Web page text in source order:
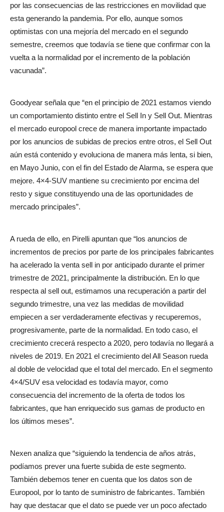
por las consecuencias de las restricciones en movilidad que
esta generando la pandemia. Por ello, aunque somos
optimistas con una mejoría del mercado en el segundo
semestre, creemos que todavía se tiene que confirmar con la
vuelta a la normalidad por el incremento de la población
vacunada”.
Goodyear señala que “en el principio de 2021 estamos viendo
un comportamiento distinto entre el Sell In y Sell Out. Mientras
el mercado europool crece de manera importante impactado
por los anuncios de subidas de precios entre otros, el Sell Out
aún está contenido y evoluciona de manera más lenta, si bien,
en Mayo Junio, con el fin del Estado de Alarma, se espera que
mejore. 4×4-SUV mantiene su crecimiento por encima del
resto y sigue constituyendo una de las oportunidades de
mercado principales”.
A rueda de ello, en Pirelli apuntan que “los anuncios de
incrementos de precios por parte de los principales fabricantes
ha acelerado la venta sell in por anticipado durante el primer
trimestre de 2021, principalmente la distribución. En lo que
respecta al sell out, estimamos una recuperación a partir del
segundo trimestre, una vez las medidas de movilidad
empiecen a ser verdaderamente efectivas y recuperemos,
progresivamente, parte de la normalidad. En todo caso, el
crecimiento crecerá respecto a 2020, pero todavía no llegará a
niveles de 2019. En 2021 el crecimiento del All Season rueda
al doble de velocidad que el total del mercado. En el segmento
4×4/SUV esa velocidad es todavía mayor, como
consecuencia del incremento de la oferta de todos los
fabricantes, que han enriquecido sus gamas de producto en
los últimos meses”.
Nexen analiza que “siguiendo la tendencia de años atrás,
podíamos prever una fuerte subida de este segmento.
También debemos tener en cuenta que los datos son de
Europool, por lo tanto de suministro de fabricantes. También
hay que destacar que el dato se puede ver un poco afectado